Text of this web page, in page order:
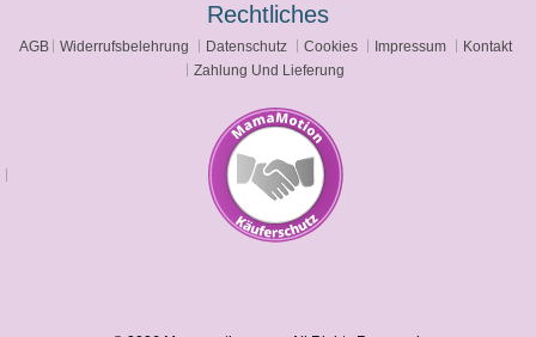
Rechtliches
AGB Widerrufsbelehrung Datenschutz Cookies Impressum
Kontakt
Zahlung Und Lieferung